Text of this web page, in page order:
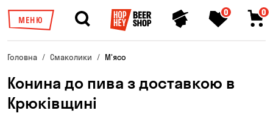
МЕНЮ
0 0
Головна Смаколики М'ясо
Конина до пива з доставкою в
Крюківщині